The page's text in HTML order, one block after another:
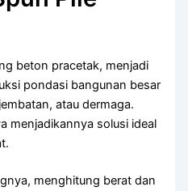
beton pracetak, menjadi
pondasi bangunan besar
atau dermaga.
menjadikannya solusi ideal
menghitung berat dan